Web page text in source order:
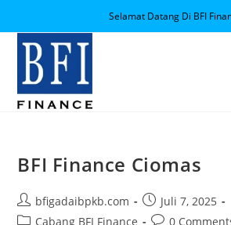
Selamat Datang Di BFI
BFI Finance Ciomas
bfigadaibpkb.com
Juli 7, 2025
Cabang BFI Finance
0